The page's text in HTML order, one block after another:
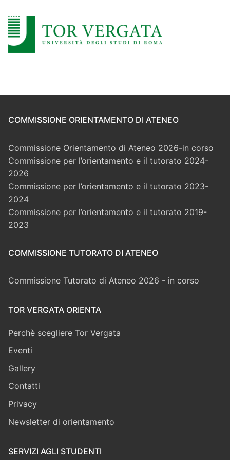
COMMISSIONE ORIENTAMENTO DI ATENEO
Commissione Orientamento di Ateneo 2026-in corso
Commissione per l’orientamento e il tutorato 2024-
2026
Commissione per l’orientamento e il tutorato 2023-
2024
Commissione per l’orientamento e il tutorato 2019-
2023
COMMISSIONE TUTORATO DI ATENEO
Commissione Tutorato di Ateneo 2026 - in corso
TOR VERGATA ORIENTA
Perchè scegliere Tor Vergata
Eventi
Gallery
Contatti
Privacy
Newsletter di orientamento
SERVIZI AGLI STUDENTI